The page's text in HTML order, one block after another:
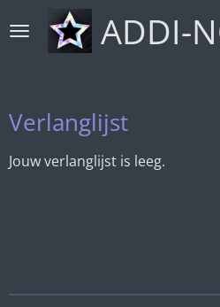
direct
ADDI-
Verlanglijst
Jouw verlanglijst is leeg.